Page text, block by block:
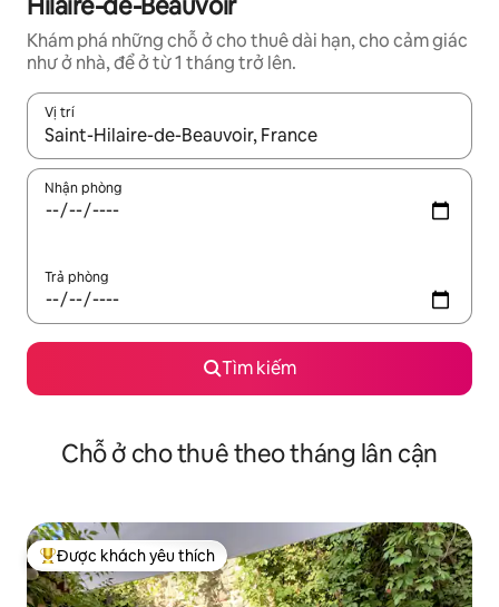
Khám phá những chỗ ở cho thuê dài hạn, cho cảm giác
như ở nhà, để ở từ 1 tháng trở lên.
Vị trí
Khi có kết quả, hãy điều hướng bằng phím mũi tên lên và
Nhận phòng
Trả phòng
Tìm kiếm
Chỗ ở cho thuê theo tháng lân cận
Được khách yêu thích nhất
Được khách yêu thích